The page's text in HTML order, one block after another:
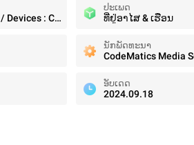
Remote for ROKU TVs / Devices : Codematics
ປະເພດ
ທີ່ຢູ່ອາໄສ & ເຮືອນ
ນັກພັດທະນາ
CodeMatics Media
ອັບເດດ
2024.09.18